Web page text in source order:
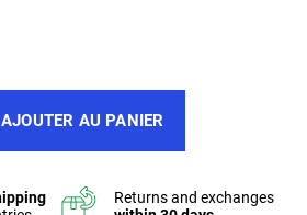
AJOUTER AU PANIER